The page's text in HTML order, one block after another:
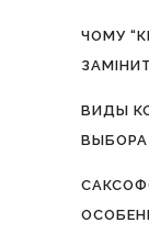
ЧОМУ
ВИДЫ